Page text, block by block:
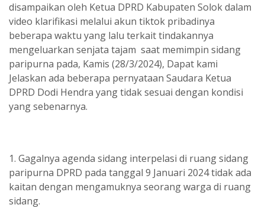
disampaikan oleh Ketua DPRD Kabupaten Solok dalam
video klarifikasi melalui akun tiktok pribadinya
beberapa waktu yang lalu terkait tindakannya
mengeluarkan senjata tajam saat memimpin sidang
paripurna pada, Kamis (28/3/2024), Dapat kami
Jelaskan ada beberapa pernyataan Saudara Ketua
DPRD Dodi Hendra yang tidak sesuai dengan kondisi
yang sebenarnya.
1. Gagalnya agenda sidang interpelasi di ruang sidang
paripurna DPRD pada tanggal 9 Januari 2024 tidak ada
kaitan dengan mengamuknya seorang warga di ruang
sidang.